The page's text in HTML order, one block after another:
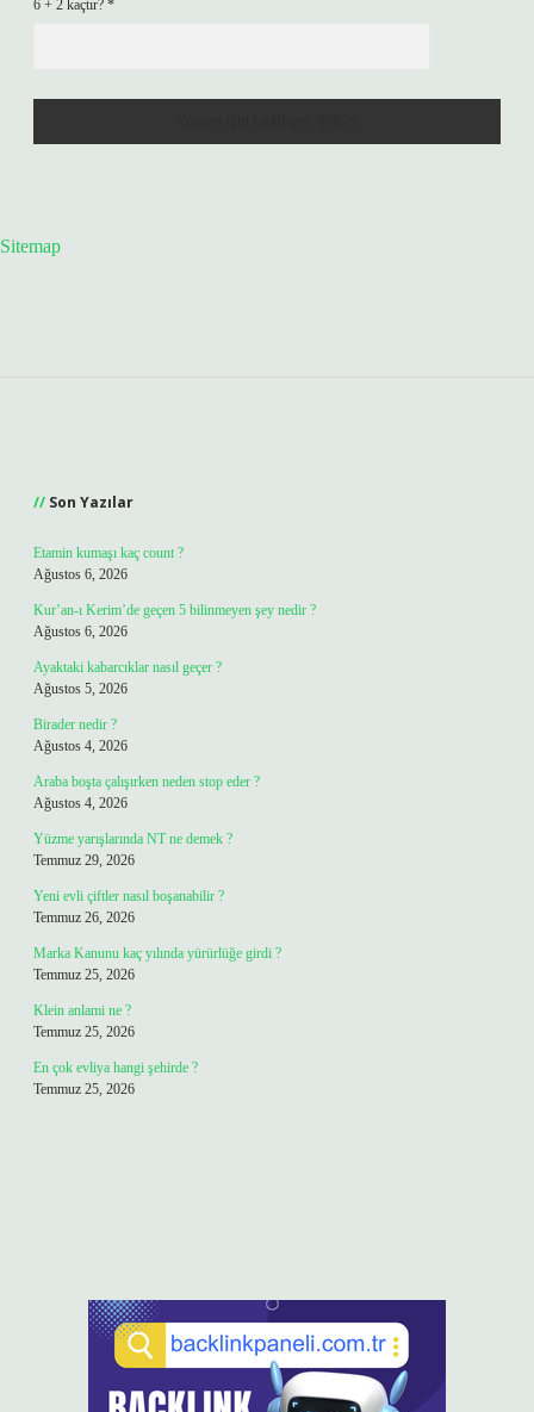
6 + 2 kaçtır? *
Sitemap
Son Yazılar
Etamin kumaşı kaç count ?
Ağustos 6, 2026
Kur’an-ı Kerim’de geçen 5 bilinmeyen şey nedir ?
Ağustos 6, 2026
Ayaktaki kabarcıklar nasıl geçer ?
Ağustos 5, 2026
Birader nedir ?
Ağustos 4, 2026
Araba boşta çalışırken neden stop eder ?
Ağustos 4, 2026
Yüzme yarışlarında NT ne demek ?
Temmuz 29, 2026
Yeni evli çiftler nasıl boşanabilir ?
Temmuz 26, 2026
Marka Kanunu kaç yılında yürürlüğe girdi ?
Temmuz 25, 2026
Klein anlami ne ?
Temmuz 25, 2026
En çok evliya hangi şehirde ?
Temmuz 25, 2026